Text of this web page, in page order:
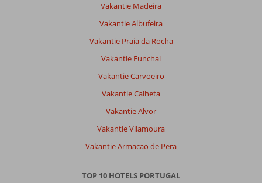
Vakantie Madeira
Vakantie Albufeira
Vakantie Praia da Rocha
Vakantie Funchal
Vakantie Carvoeiro
Vakantie Calheta
Vakantie Alvor
Vakantie Vilamoura
Vakantie Armacao de Pera
TOP 10 HOTELS PORTUGAL